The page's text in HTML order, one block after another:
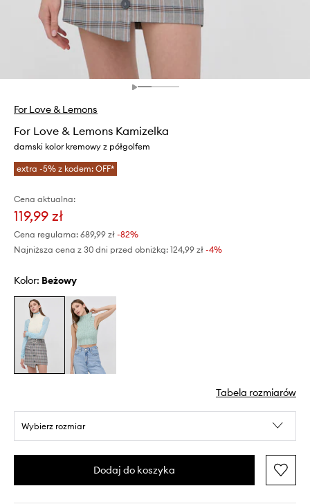
For Love & Lemons
For Love & Lemons Kamizelka
damski kolor kremowy z półgolfem
extra -5% z kodem: OFF*
Cena aktualna:
119,99 zł
Cena regularna: 689,99 zł -82%
Najniższa cena z 30 dni przed obniżką: 124,99 zł -4%
Kolor: beżowy
Tabela rozmiarów
Wybierz rozmiar
Dodaj do koszyka